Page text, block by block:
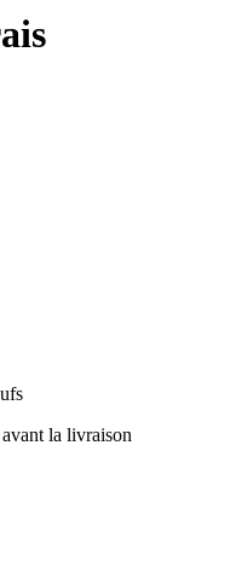
la livraison